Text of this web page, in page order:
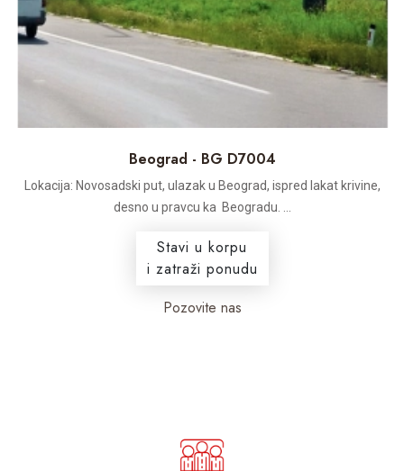
Beograd - BG D7004
Lokacija: Novosadski put, ulazak u Beograd, ispred lakat krivine,
desno u pravcu ka Beogradu. ...
Stavi u korpu
i zatraži ponudu
Pozovite nas